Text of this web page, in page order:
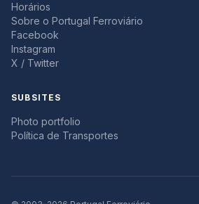
Horários
Sobre o Portugal Ferroviário
Facebook
Instagram
X / Twitter
SUBSITES
Photo portfolio
Política de Transportes